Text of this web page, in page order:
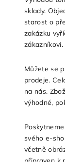
sklady.
starost o
zakázku
zákazníkovi.
Můžete se
prodeje.
na nás.
výhodné,
svého e-
včetně